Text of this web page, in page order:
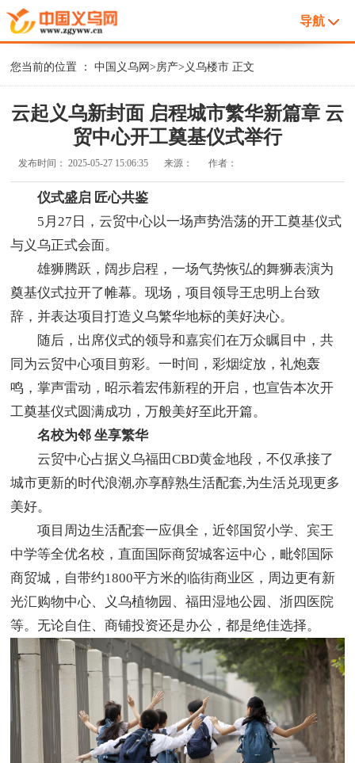
导航
您当前的位置 ：中国义乌网>房产> 义乌楼市 正文
云起义乌新封面 启程城市繁华新篇章 云
贸中心开工奠基仪式举行
发布时间：2025-05-27 15:06:35 来源： 作者：
仪式盛启 匠心共鉴
5月27日，云贸中心以一场声势浩荡的开工奠基仪式
与义乌正式会面。
雄狮腾跃，阔步启程，一场气势恢弘的舞狮表演为
奠基仪式拉开了帷幕。现场，项目领导王忠明上台致
辞，并表达项目打造义乌繁华地标的美好决心。
随后，出席仪式的领导和嘉宾们在万众瞩目中，共
同为云贸中心项目剪彩。一时间，彩烟绽放，礼炮轰
鸣，掌声雷动，昭示着宏伟新程的开启，也宣告本次开
工奠基仪式圆满成功，万般美好至此开篇。
名校为邻 坐享繁华
云贸中心占据义乌福田CBD黄金地段，不仅承接了
城市更新的时代浪潮,亦享醇熟生活配套,为生活兑现更多
美好。
项目周边生活配套一应俱全，近邻国贸小学、宾王
中学等全优名校，直面国际商贸城客运中心，毗邻国际
商贸城，自带约1800平方米的临街商业区，周边更有新
光汇购物中心、义乌植物园、福田湿地公园、浙四医院
等。无论自住、商铺投资还是办公，都是绝佳选择。